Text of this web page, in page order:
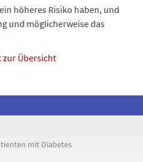
höheres Risiko haben, und
und möglicherweise das
zur Übersicht
mit Diabetes